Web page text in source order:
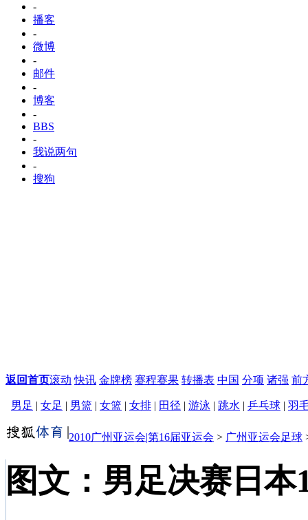
-
播客
-
微博
-
邮件
-
博客
-
BBS
-
我说两句
-
搜狗
返回首页滚动 快讯 金牌榜 赛程赛果 转播表 中国 分项 诸强 前
男足 | 女足 | 男篮 | 女篮 | 女排 | 田径 | 游泳 | 跳水 | 乒乓球 | 羽
2010广州亚运会|第16届亚运会 > 广州亚运会足球
图文：男足决赛日